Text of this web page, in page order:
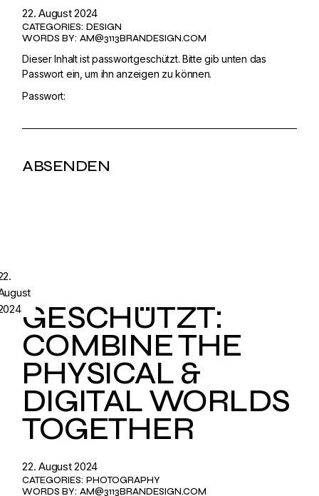
22. August 2024
CATEGORIES: DESIGN
WORDS BY: AM@3113BRANDESIGN.COM
Dieser Inhalt ist passwortgeschützt. Bitte gib unten das
Passwort ein, um ihn anzeigen zu können.
Passwort:
GESCHÜTZT:
COMBINE THE
PHYSICAL &
DIGITAL WORLDS
TOGETHER
22. August 2024
CATEGORIES: PHOTOGRAPHY
WORDS BY: AM@3113BRANDESIGN.COM